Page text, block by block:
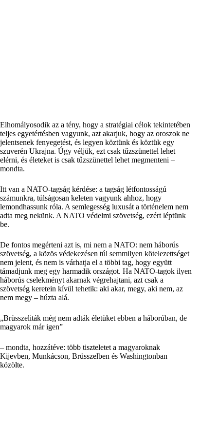
Elhomályosodik az a tény, hogy a stratégiai célok tekintetében
teljes egyetértésben vagyunk, azt akarjuk, hogy az oroszok ne
jelentsenek fenyegetést, és legyen köztünk és köztük egy
szuverén Ukrajna. Úgy véljük, ezt csak tűzszünettel lehet
elérni, és életeket is csak tűzszünettel lehet megmenteni –
mondta.
Itt van a NATO-tagság kérdése: a tagság létfontosságú
számunkra, túlságosan keleten vagyunk ahhoz, hogy
lemondhassunk róla. A semlegesség luxusát a történelem nem
adta meg nekünk. A NATO védelmi szövetség, ezért léptünk
be.
De fontos megérteni azt is, mi nem a NATO: nem háborús
szövetség, a közös védekezésen túl semmilyen kötelezettséget
nem jelent, és nem is várhatja el a többi tag, hogy együtt
támadjunk meg egy harmadik országot. Ha NATO-tagok ilyen
háborús cselekményt akarnak végrehajtani, azt csak a
szövetség keretein kívül tehetik: aki akar, megy, aki nem, az
nem megy – húzta alá.
Brüsszeliták még nem adták életüket ebben a háborúban, de
magyarok már igen
– mondta, hozzátéve: több tiszteletet a magyaroknak
Kijevben, Munkácson, Brüsszelben és Washingtonban –
közölte.